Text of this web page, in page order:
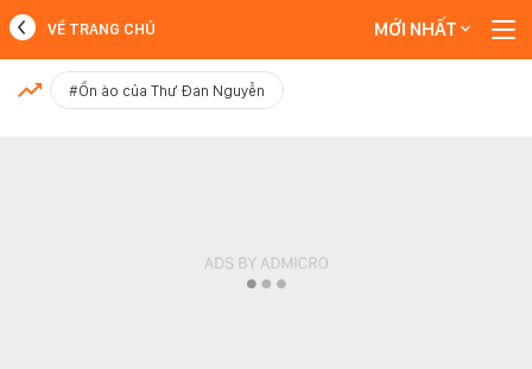
MỚI NHẤT
VỀ TRANG CHỦ MỚI NHẤT
#Ồn ào của Thư Đan Nguyễn